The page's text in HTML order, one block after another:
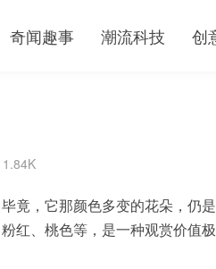
奇闻趣事 潮流科技 创
1.84K
竟，它那颜色多变的花朵，仍
红、桃色等，是一种观赏价值极